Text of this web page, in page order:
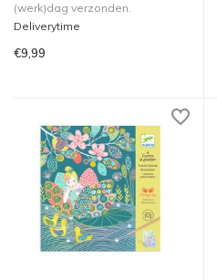
(werk)dag verzonden.
Deliverytime
€9,99